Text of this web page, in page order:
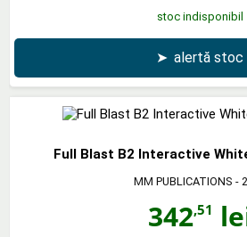
stoc indisponibil
➤ alertă stoc
Full Blast B2 Interactive
MM PUBLICATIONS -
342,51